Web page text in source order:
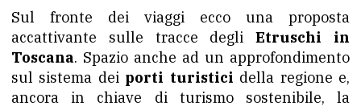
Sul fronte dei viaggi ecco una proposta
accattivante sulle tracce degliEtruschi in
Toscana. Spazio anche ad un approfondimento
sul sistema dei porti turistici della regione e,
ancora in chiave di turismo sostenibile, la